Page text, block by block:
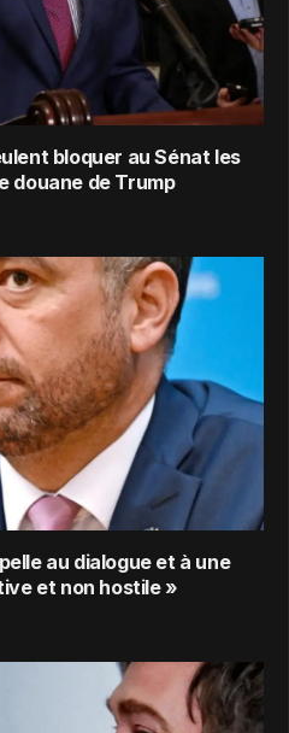
bloquer au Sénat les
douane de Trump
au dialogue et à une
et non hostile »